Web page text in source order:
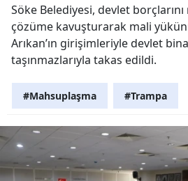
Söke Belediyesi, devlet
çözüme kavuşturarak mali
Arıkan’ın girişimleriyle devlet
taşınmazlarıyla takas edildi.
#Mahsuplaşma #Trampa